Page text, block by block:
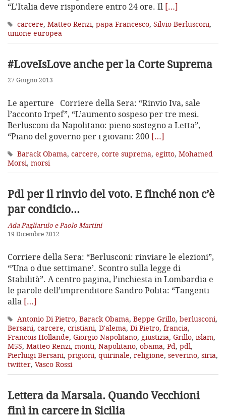
“L’Italia deve rispondere entro 24 ore. Il […]
carcere, Matteo Renzi, papa Francesco, Silvio Berlusconi,
unione europea
#LoveIsLove anche per la Corte Suprema
27 Giugno 2013
Le aperture Corriere della Sera: “Rinvio Iva, sale
l’acconto Irpef”, “L’aumento sospeso per tre mesi.
Berlusconi da Napolitano: pieno sostegno a Letta”,
“Piano del governo per i giovani: 200 […]
Barack Obama, carcere, corte suprema, egitto, Mohamed
Morsi, morsi
Pdl per il rinvio del voto. E finché non c’è
par condicio…
Ada Pagliarulo e Paolo Martini
19 Dicembre 2012
Corriere della Sera: “Berlusconi: rinviare le elezioni”,
“’Una o due settimane’. Scontro sulla legge di
Stabilità”. A centro pagina, l’inchiesta in Lombardia e
le parole dell’imprenditore Sandro Polita: “Tangenti
alla […]
Antonio Di Pietro, Barack Obama, Beppe Grillo, berlusconi,
Bersani, carcere, cristiani, D'alema, Di Pietro, francia,
Francois Hollande, Giorgio Napolitano, giustizia, Grillo, islam,
M5S, Matteo Renzi, monti, Napolitano, obama, Pd, pdl,
Pierluigi Bersani, prigioni, quirinale, religione, severino, siria,
twitter, Vasco Rossi
Lettera da Marsala. Quando Vecchioni
finì in carcere in Sicilia